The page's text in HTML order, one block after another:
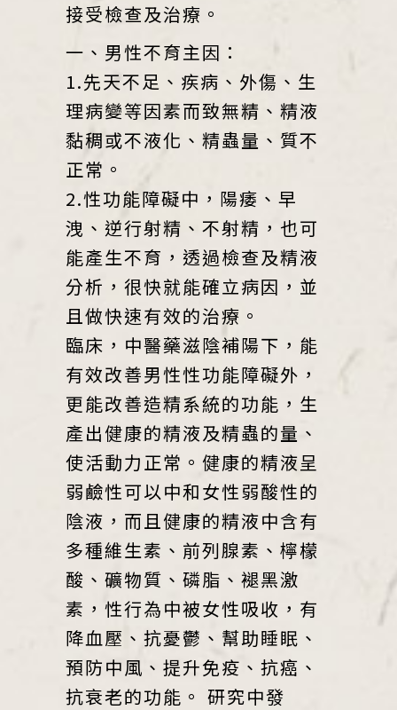
接受檢查及治療。
一、男性不育主因：
1.先天不足、疾病、外傷、生
理病變等因素而致無精、精液
黏稠或不液化、精蟲量、質不
正常。
2.性功能障礙中，陽痿、早
洩、逆行射精、不射精，也可
能產生不育，透過檢查及精液
分析，很快就能確立病因，並
且做快速有效的治療。
臨床，中醫藥滋陰補陽下，能
有效改善男性性功能障礙外，
更能改善造精系統的功能，生
產出健康的精液及精蟲的量、
使活動力正常。健康的精液呈
弱鹼性可以中和女性弱酸性的
陰液，而且健康的精液中含有
多種維生素、前列腺素、檸檬
酸、礦物質、磷脂、褪黑激
素，性行為中被女性吸收，有
降血壓、抗憂鬱、幫助睡眠、
預防中風、提升免疫、抗癌、
抗衰老的功能。 研究中發